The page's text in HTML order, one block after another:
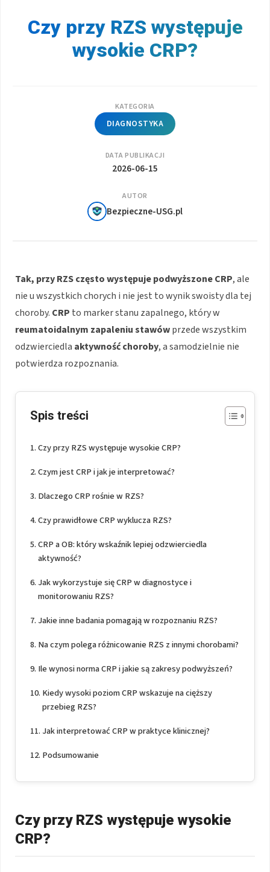
Czy przy RZS występuje
wysokie CRP?
KATEGORIA
DIAGNOSTYKA
DATA PUBLIKACJI
2026-06-15
AUTOR
Bezpieczne-USG.pl
Tak, przy RZS często występuje podwyższone CRP, ale
nie u wszystkich chorych i nie jest to wynik swoisty dla tej
choroby. CRP to marker stanu zapalnego, który w
reumatoidalnym zapaleniu stawówprzede wszystkim
odzwierciedla aktywność choroby, a samodzielnie nie
potwierdza rozpoznania.
Spis treści
Czy przy RZS występuje wysokie CRP?
Czym jest CRP i jak je interpretować?
Dlaczego CRP rośnie w RZS?
Czy prawidłowe CRP wyklucza RZS?
CRP a OB: który wskaźnik lepiej odzwierciedla
aktywność?
Jak wykorzystuje się CRP w diagnostyce i
monitorowaniu RZS?
Jakie inne badania pomagają w rozpoznaniu RZS?
Na czym polega różnicowanie RZS z innymi chorobami?
Ile wynosi norma CRP i jakie są zakresy podwyższeń?
Kiedy wysoki poziom CRP wskazuje na cięższy
przebieg RZS?
Jak interpretować CRP w praktyce klinicznej?
Podsumowanie
Czy przy RZS występuje wysokie
CRP?